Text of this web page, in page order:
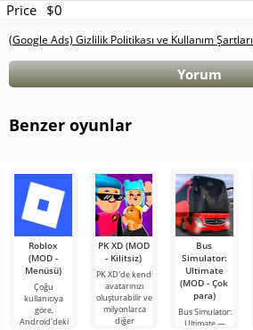
Price $0
(Google Ads) Gizlilik Politikası ve Kullanım Şartları
Yorum
Benzer oyunlar
Roblox
(MOD -
Menüsü)
Çoğu
kullanıcıya
göre,
Android'deki
PK XD (MOD
- Kilitsiz)
PK XD'de kendi
avatarınızı
oluşturabilir ve
milyonlarca
diğer
Bus
Simulator:
Ultimate
(MOD - Çok
para)
Bus Simulator:
Ultimate —